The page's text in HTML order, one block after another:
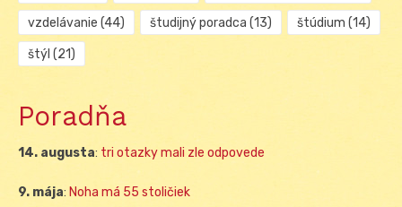
vzdelávanie (44) študijný poradca (13) štúdium (14)
štýl (21)
Poradňa
14. augusta: tri otazky mali zle odpovede
9. mája: Noha má 55 stoličiek